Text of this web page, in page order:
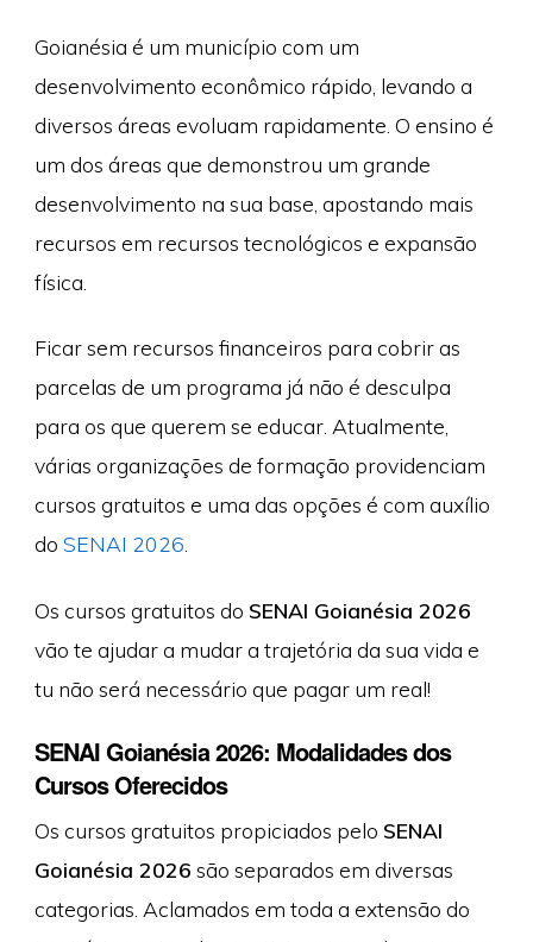
Goianésia é um município com um
desenvolvimento econômico rápido, levando a
diversos áreas evoluam rapidamente. O ensino é
um dos áreas que demonstrou um grande
desenvolvimento na sua base, apostando mais
recursos em recursos tecnológicos e expansão
física.
Ficar sem recursos financeiros para cobrir as
parcelas de um programa já não é desculpa
para os que querem se educar. Atualmente,
várias organizações de formação providenciam
cursos gratuitos e uma das opções é com auxílio
do SENAI 2026
Os cursos gratuitos do SENAI Goianésia 2026
vão te ajudar a mudar a trajetória da sua vida e
tu não será necessário que pagar um real!
SENAI Goianésia 2026: Modalidades dos
Cursos Oferecidos
Os cursos gratuitos propiciados pelo SENAI
Goianésia 2026 são separados em diversas
categorias. Aclamados em toda a extensão do